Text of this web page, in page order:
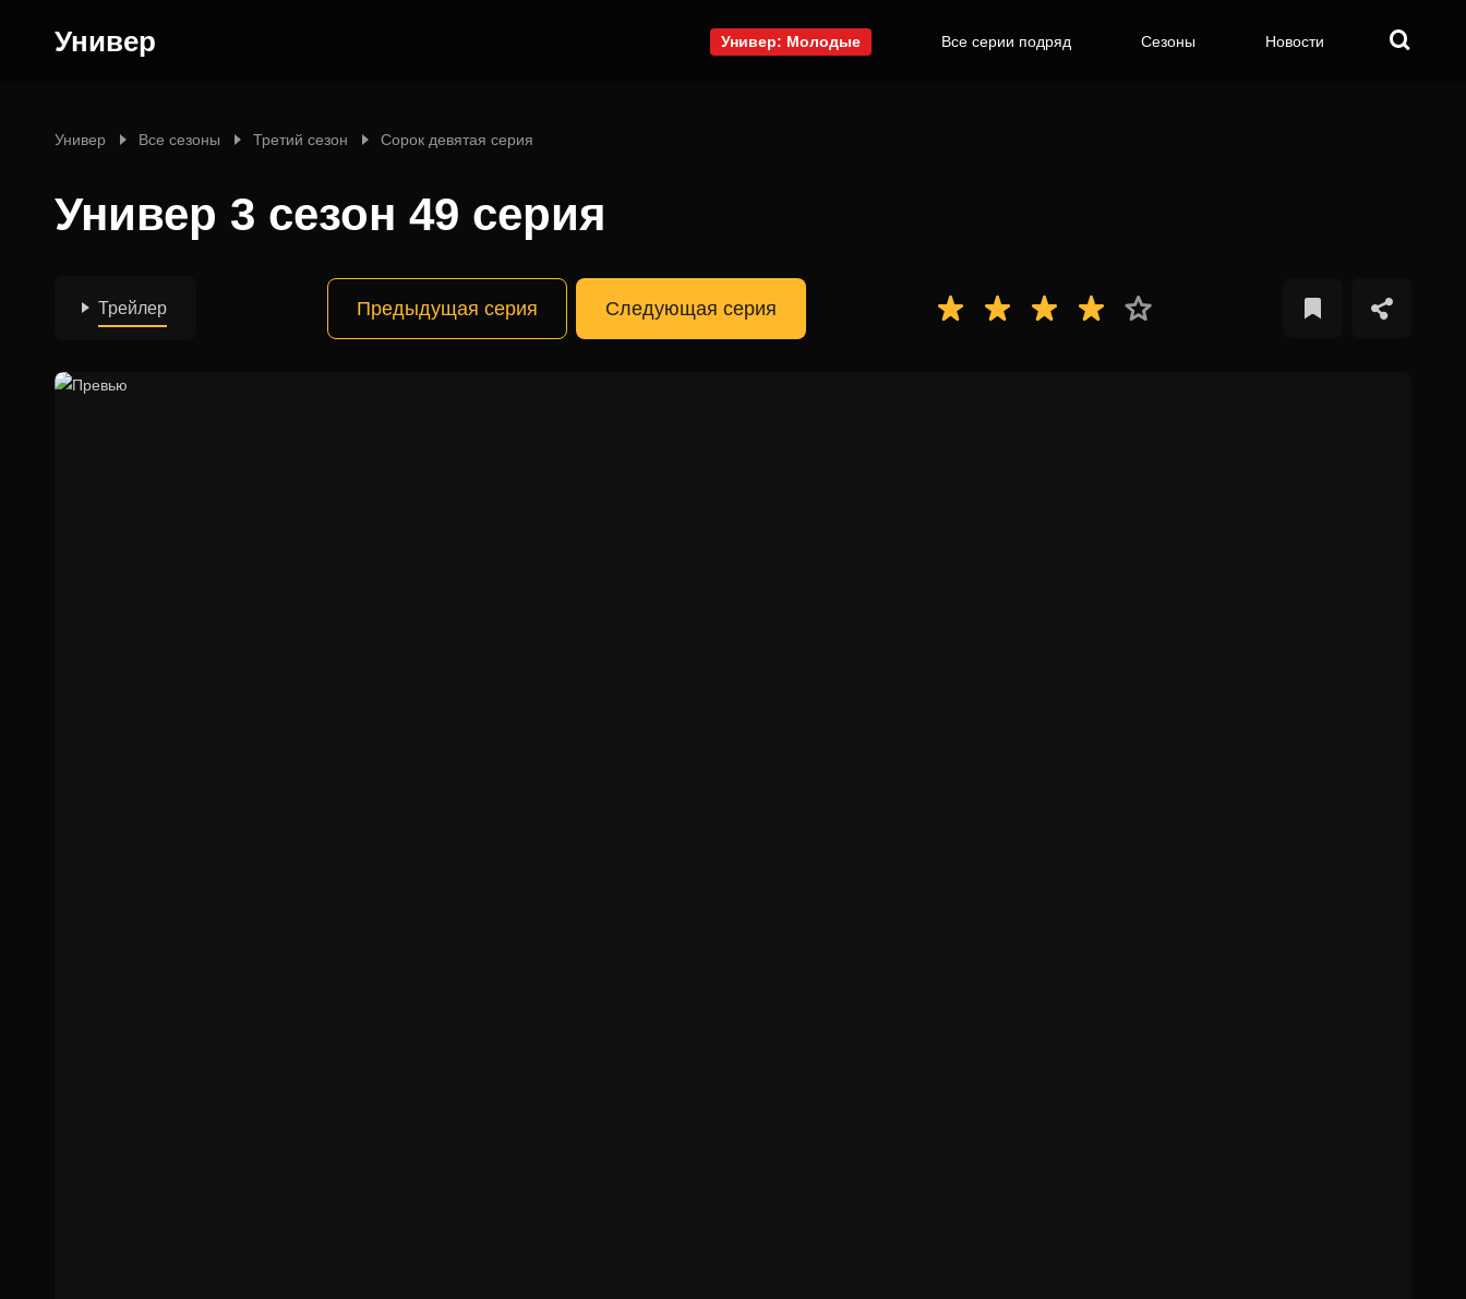
Универ Универ: Молодые Все серии подряд Сезоны Новости
Универ Все сезоны Третий сезон Сорок девятая серия
Универ 3 сезон 49 серия
Трейлер Предыдущая серия Следующая серия